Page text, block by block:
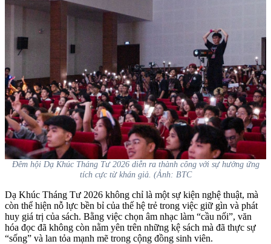
Đêm hội Dạ Khúc Tháng Tư 2026 diễn ra thành công với sự hưởng ứng
tích cực từ khán giả. (Ảnh: BTC
Dạ Khúc Tháng Tư 2026 không chỉ là một sự kiện nghệ thuật, mà
còn thể hiện nỗ lực bền bỉ của thế hệ trẻ trong việc giữ gìn và phát
huy giá trị của sách. Bằng việc chọn âm nhạc làm “cầu nối”, văn
hóa đọc đã không còn nằm yên trên những kệ sách mà đã thực sự
“sống” và lan tỏa mạnh mẽ trong cộng đồng sinh viên.